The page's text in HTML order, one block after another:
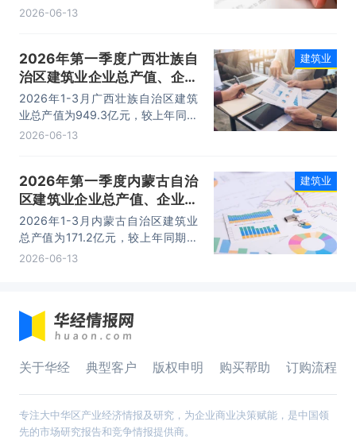
比增加了3.21亿元；其中：建筑工
2026-06-13
2026年第一季度广西壮族自
治区建筑业企业总产值、企业
概况及各产业竣工情况统计分
析
2026年1-3月广西壮族自治区建筑
业总产值为949.3亿元，较上年同期
相比减少了278.12亿元；其中：建
亿元。
2026-06-13
建筑业
2026年第一季度内蒙古自治
区建筑业企业总产值、企业概
况及各产业竣工情况统计分析
2026年1-3月内蒙古自治区建筑业
总产值为171.2亿元，较上年同期相
比减少了13.84亿元；其中：建筑工
2026-06-13
建筑业
关于华经 典型客户 版权申明 购买帮助 订购流程
专注大中华区产业经济情报及研究，为企业商业决策赋能，是中国领
先的市场研究报告和竞争情报提供商。